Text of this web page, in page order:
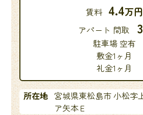
賃料 4.4万円
アパート 間取
駐車場 空有
敷金1ヶ月
礼金1ヶ月
所在地 宮城県東松島市 小松字
ア矢本Ｅ